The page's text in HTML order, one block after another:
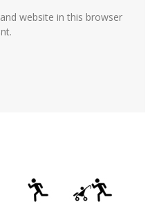
website in this browser